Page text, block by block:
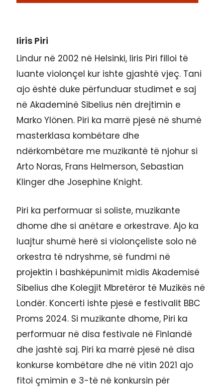
Iiris Piri
Lindur në 2002 në Helsinki, Iiris Piri filloi të
luante violonçel kur ishte gjashtë vjeç. Tani
ajo është duke përfunduar studimet e saj
në Akademinë Sibelius nën drejtimin e
Marko Ylönen. Piri ka marrë pjesë në shumë
masterklasa kombëtare dhe
ndërkombëtare me muzikantë të njohur si
Arto Noras, Frans Helmerson, Sebastian
Klinger dhe Josephine Knight.
Piri ka performuar si soliste, muzikante
dhome dhe si anëtare e orkestrave. Ajo ka
luajtur shumë herë si violonçeliste solo në
orkestra të ndryshme, së fundmi në
projektin i bashkëpunimit midis Akademisë
Sibelius dhe Kolegjit Mbretëror të Muzikës në
Londër. Koncerti ishte pjesë e festivalit BBC
Proms 2024. Si muzikante dhome, Piri ka
performuar në disa festivale në Finlandë
dhe jashtë saj. Piri ka marrë pjesë në disa
konkurse kombëtare dhe në vitin 2021 ajo
fitoi çmimin e 3-të në konkursin për